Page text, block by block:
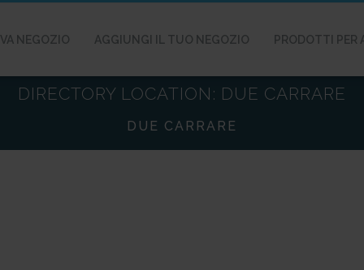
NEGOZIO AGGIUNGI IL TUO NEGOZIO PRODOTTI PER
DIRECTORY LOCATION: DUE CARRARE
DUE CARRARE